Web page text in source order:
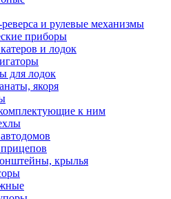
реверса и рулевые механизмы
приборы
и лодок
для лодок
якоря
к ним
крылья